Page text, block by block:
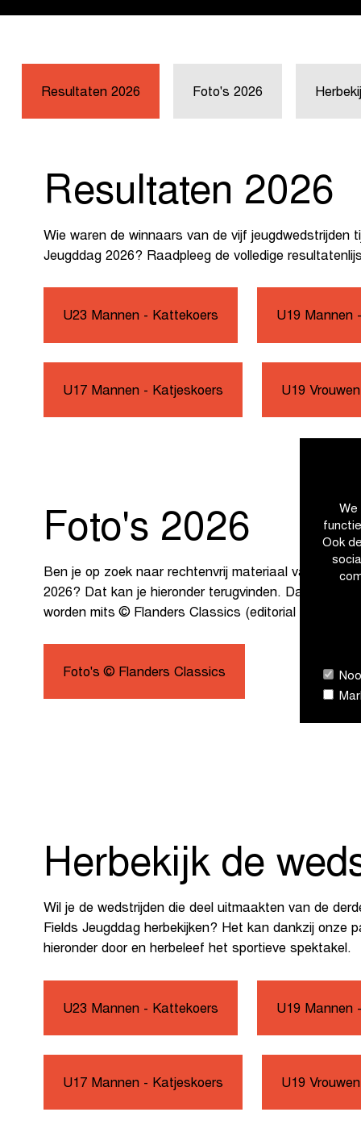
We
Ook
Resultaten 2026 Foto's 2026
Resultaten 2026
Wie waren de winnaars van de vijf jeugdwedstrijden
Jeugddag 2026? Raadpleeg de volledige
U23 Mannen - Kattekoers U19 Mannen
U17 Mannen - Katjeskoers U19 Vrouwen
Foto's 2026
Ben je op zoek naar rechtenvrij materiaal van de In
2026? Dat kan je hieronder terugvinden. Dat
worden mits © Flanders Classics (editorial use only).
Foto's © Flanders Classics
Herbekijk de
Wil je de wedstrijden die deel uitmaakten van de
Fields Jeugddag herbekijken? Het kan dankzij onze
hieronder door en herbeleef het sportieve spektakel.
U23 Mannen - Kattekoers U19 Mannen
U17 Mannen - Katjeskoers U19 Vrouwen